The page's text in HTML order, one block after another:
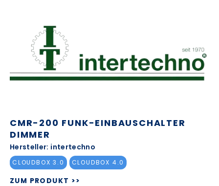
CMR-200 FUNK-EINBAUSCHALTER
DIMMER
Hersteller: intertechno
CLOUDBOX 3.0 CLOUDBOX 4.0
ZUM PRODUKT >>